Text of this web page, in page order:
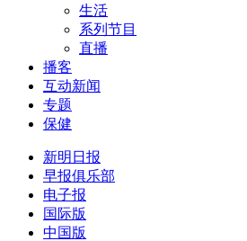
生活
系列节目
直播
播客
互动新闻
专题
保健
新明日报
早报俱乐部
电子报
国际版
中国版